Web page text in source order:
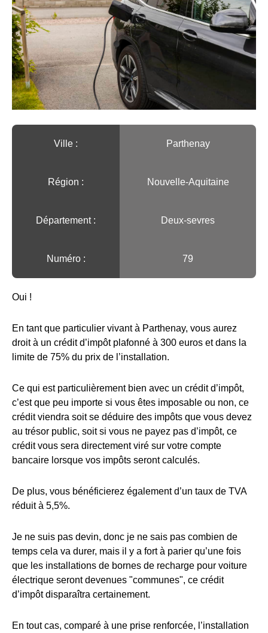
Ville :️ Parthenay
Région :️ Nouvelle-Aquitaine
Département : Deux-sevres
Numéro : 79
Oui !
En tant que particulier vivant à Parthenay, vous aurez
droit à un crédit d’impôt plafonné à 300 euros et dans la
limite de 75% du prix de l’installation.
Ce qui est particulièrement bien avec un crédit d’impôt,
c’est que peu importe si vous êtes imposable ou non, ce
crédit viendra soit se déduire des impôts que vous devez
au trésor public, soit si vous ne payez pas d’impôt, ce
crédit vous sera directement viré sur votre compte
bancaire lorsque vos impôts seront calculés.
De plus, vous bénéficierez également d’un taux de TVA
réduit à 5,5%.
Je ne suis pas devin, donc je ne sais pas combien de
temps cela va durer, mais il y a fort à parier qu’une fois
que les installations de bornes de recharge pour voiture
électrique seront devenues "communes", ce crédit
d’impôt disparaîtra certainement.
En tout cas, comparé à une prise renforcée, l’installation